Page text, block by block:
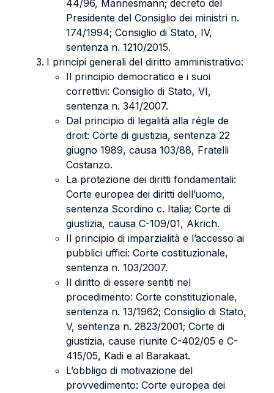
44/96, Mannesmann; decreto del
Presidente del Consiglio dei ministri n.
174/1994; Consiglio di Stato, IV,
sentenza n. 1210/2015.
I principi generali del diritto amministrativo:
Il principio democratico e i suoi
correttivi: Consiglio di Stato, VI,
sentenza n. 341/2007.
Dal principio di legalità alla régle de
droit: Corte di giustizia, sentenza 22
giugno 1989, causa 103/88, Fratelli
Costanzo.
La protezione dei diritti fondamentali:
Corte europea dei diritti dell’uomo,
sentenza Scordino c. Italia; Corte di
giustizia, causa C-109/01, Akrich.
Il principio di imparzialità e l’accesso ai
pubblici uffici: Corte costituzionale,
sentenza n. 103/2007.
Il diritto di essere sentiti nel
procedimento: Corte constituzionale,
sentenza n. 13/1962; Consiglio di Stato,
V, sentenza n. 2823/2001; Corte di
giustizia, cause riunite C-402/05 e C-
415/05, Kadi e al Barakaat.
L’obbligo di motivazione del
provvedimento: Corte europea dei